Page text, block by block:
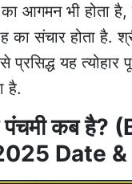
आगमन भी होता
का संचार होता है.
यह त्योहार
है.
कब है?
Date